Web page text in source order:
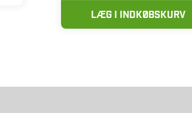
LÆG I INDKØBSKURV